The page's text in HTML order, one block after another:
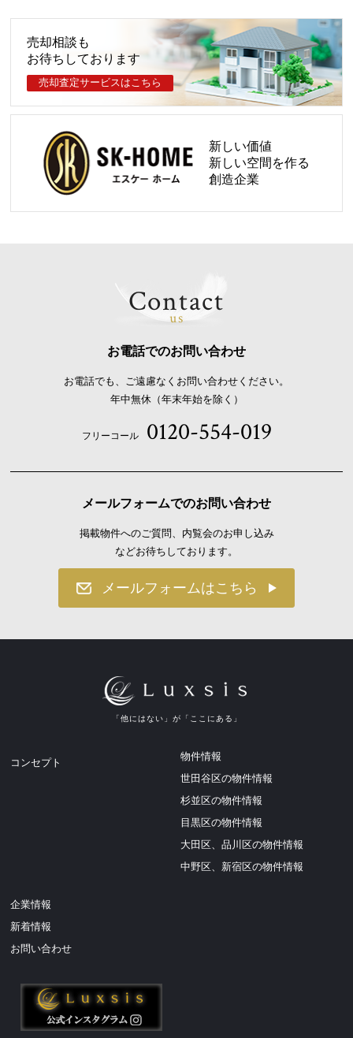
2026.07.26
ご成約のお知らせ
2026.07.25
ご成約のお知らせ
2026.07.25
ご成約のお知らせ
2026.07.20
ご成約のお知らせ
販売開始のお知らせ 【Luxsis 用賀 Vol.7】
ご成約のお知らせ
ご成約のお知らせ
2026.07.11
販売開始のお知らせ 【Luxsis 文京区大塚 8期】
販売開始のお知らせ 【Luxsis 桜上水 Vol.33】
2026.07.07
販売開始のお知らせ 【Luxsis 阿佐谷北 26期】
2026.06.30
2026.06.30
販売開始のお知らせ 【Luxsis 千歳烏山 Vol.32】
売却相談も
お待ちしております
売却査定サービスはこちら
新しい価値
新しい空間を作る
創造企業
Contact
us
お電話でのお問い合わせ
お電話でも、ご遠慮なくお問い合わせください。
年中無休（年末年始を除く）
フリーコール 0120-554-019
メールフォームでのお問い合わせ
掲載物件へのご質問、内覧会のお申し込み
などお待ちしております。
メールフォームはこちら
「他にはない」が「ここにある」
コンセプト
物件情報
世田谷区の物件情報
杉並区の物件情報
目黒区の物件情報
大田区、品川区の物件情報
中野区、新宿区の物件情報
企業情報
新着情報
お問い合わせ